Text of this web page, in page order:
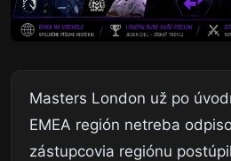
Masters London už po
EMEA región netreba
zástupcovia regiónu